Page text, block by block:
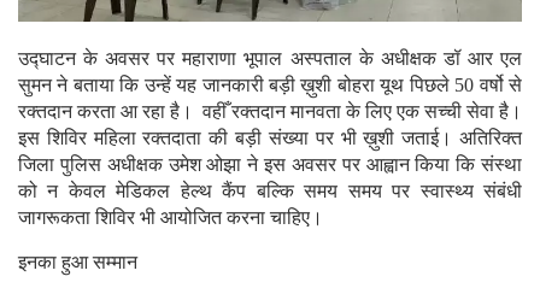
उद्घाटन के अवसर पर महाराणा भूपाल अस्पताल के अधीक्षक डॉ आर एल
सुमन ने बताया कि उन्हें यह जानकारी बड़ी ख़ुशी बोहरा यूथ पिछले 50 वर्षो से
रक्तदान करता आ रहा है। वहीँ रक्तदान मानवता के लिए एक सच्ची सेवा है।
इस शिविर महिला रक्तदाता की बड़ी संख्या पर भी ख़ुशी जताई। अतिरिक्त
जिला पुलिस अधीक्षक उमेश ओझा ने इस अवसर पर आह्वान किया कि संस्था
को न केवल मेडिकल हेल्थ कैंप बल्कि समय समय पर स्वास्थ्य संबंधी
जागरूकता शिविर भी आयोजित करना चाहिए।
इनका हुआ सम्मान